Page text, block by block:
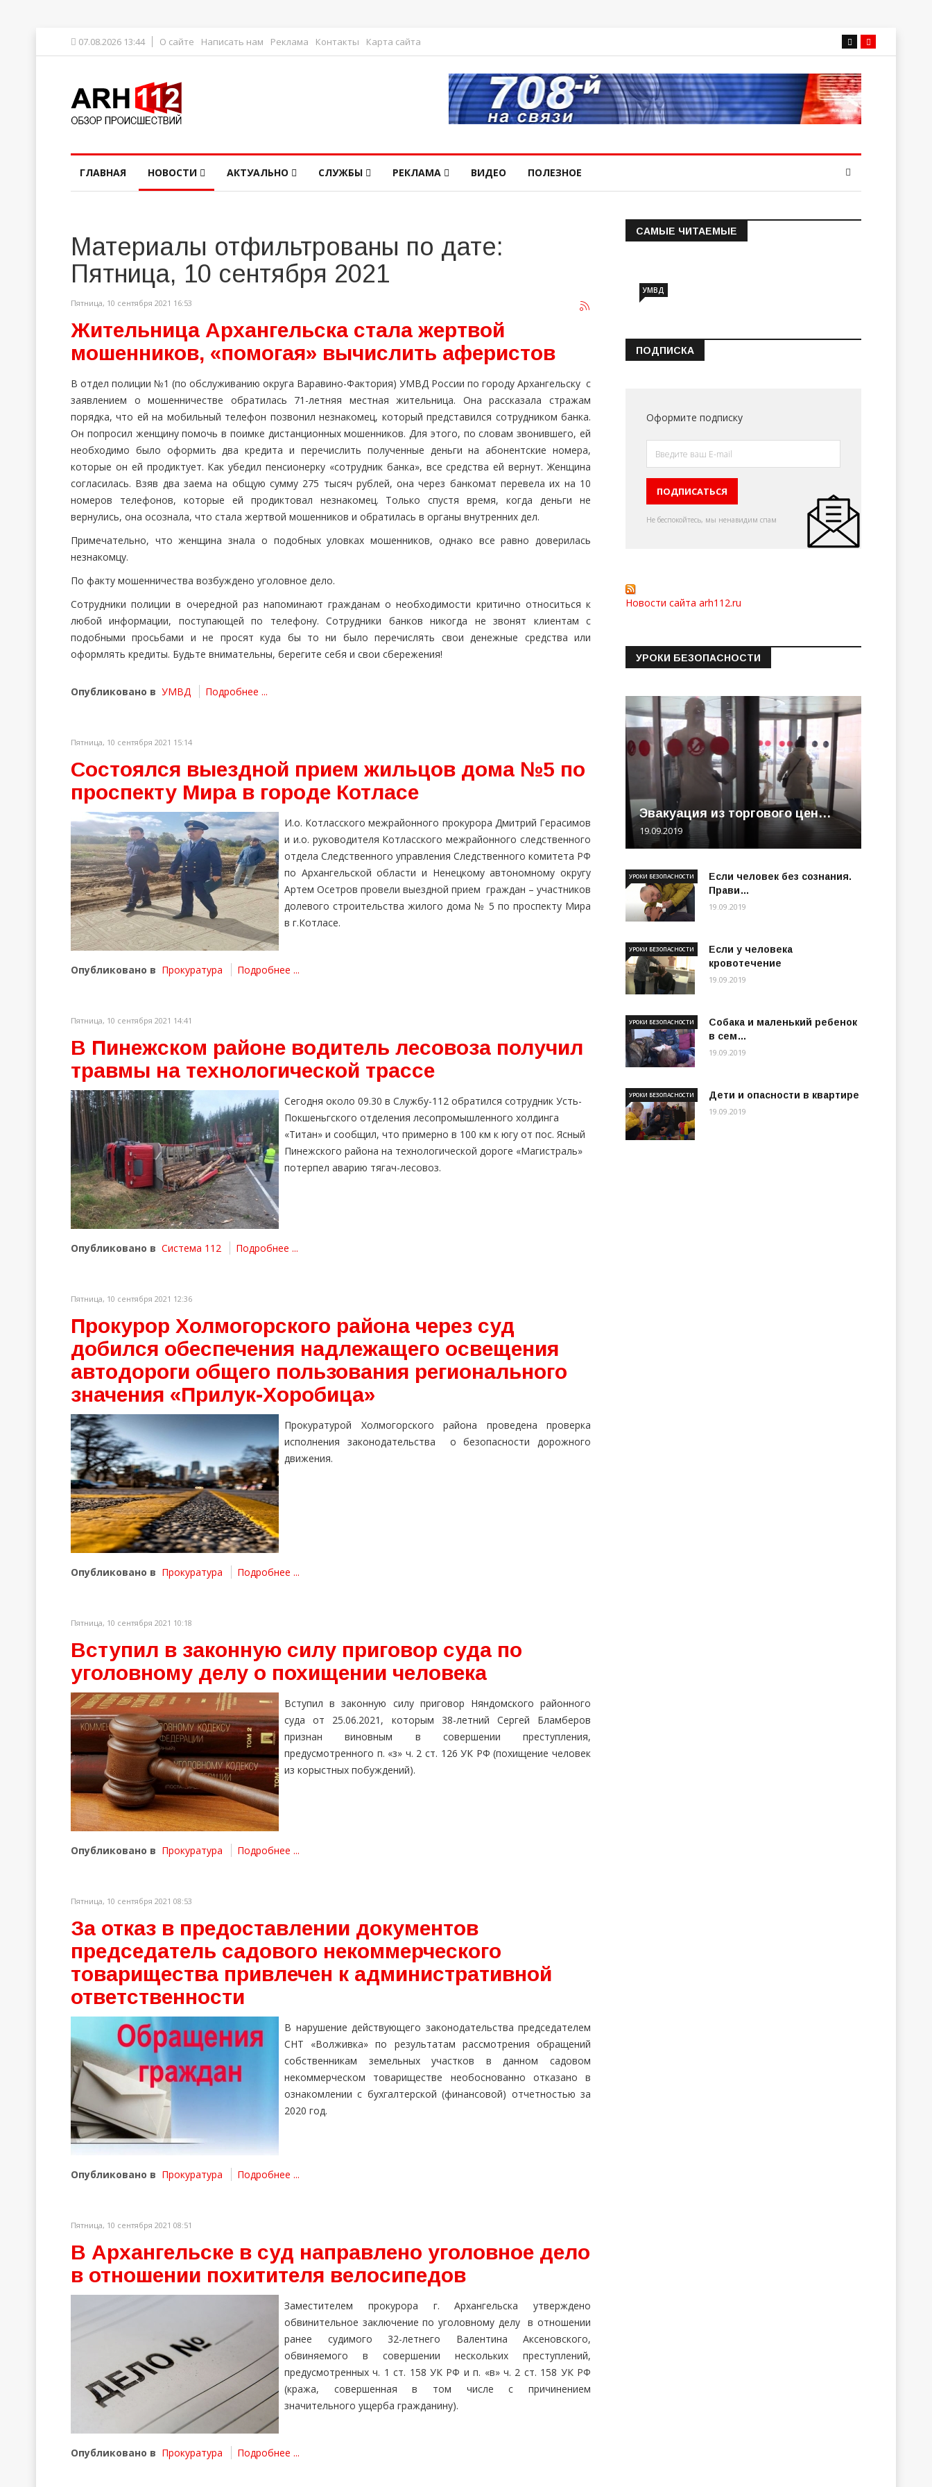
07.08.2026 13:44 О сайте Написать нам Реклама Контакты Карта сайта
ГЛАВНАЯ НОВОСТИ АКТУАЛЬНО СЛУЖБЫ РЕКЛАМА ВИДЕО ПОЛЕЗНОЕ
Материалы отфильтрованы по дате:
Пятница, 10 сентября 2021
Пятница, 10 сентября 2021 16:53
Жительница Архангельска стала жертвой
мошенников, «помогая» вычислить аферистов
В отдел полиции №1 (по обслуживанию округа Варавино-Фактория) УМВД России по городу Архангельску с
заявлением о мошенничестве обратилась 71-летняя местная жительница. Она рассказала стражам
порядка, что ей на мобильный телефон позвонил незнакомец, который представился сотрудником банка.
Он попросил женщину помочь в поимке дистанционных мошенников. Для этого, по словам звонившего, ей
необходимо было оформить два кредита и перечислить полученные деньги на абонентские номера,
которые он ей продиктует. Как убедил пенсионерку «сотрудник банка», все средства ей вернут. Женщина
согласилась. Взяв два заема на общую сумму 275 тысяч рублей, она через банкомат перевела их на 10
номеров телефонов, которые ей продиктовал незнакомец. Только спустя время, когда деньги не
вернулись, она осознала, что стала жертвой мошенников и обратилась в органы внутренних дел.
Примечательно, что женщина знала о подобных уловках мошенников, однако все равно доверилась
незнакомцу.
По факту мошенничества возбуждено уголовное дело.
Сотрудники полиции в очередной раз напоминают гражданам о необходимости критично относиться к
любой информации, поступающей по телефону. Сотрудники банков никогда не звонят клиентам с
подобными просьбами и не просят куда бы то ни было перечислять свои денежные средства или
оформлять кредиты. Будьте внимательны, берегите себя и свои сбережения!
Опубликовано в УМВД Подробнее ...
Пятница, 10 сентября 2021 15:14
Состоялся выездной прием жильцов дома №5 по
проспекту Мира в городе Котласе
И.о. Котласского межрайонного прокурора Дмитрий Герасимов
и и.о. руководителя Котласского межрайонного следственного
отдела Следственного управления Следственного комитета РФ
по Архангельской области и Ненецкому автономному округу
Артем Осетров провели выездной прием граждан – участников
долевого строительства жилого дома № 5 по проспекту Мира
в г.Котласе.
Опубликовано в Прокуратура Подробнее ...
Пятница, 10 сентября 2021 14:41
В Пинежском районе водитель лесовоза получил
травмы на технологической трассе
Сегодня около 09.30 в Службу-112 обратился сотрудник Усть-
Покшеньгского отделения лесопромышленного холдинга
«Титан» и сообщил, что примерно в 100 км к югу от пос. Ясный
Пинежского района на технологической дороге «Магистраль»
потерпел аварию тягач-лесовоз.
Опубликовано в Система 112 Подробнее ...
Пятница, 10 сентября 2021 12:36
Прокурор Холмогорского района через суд
добился обеспечения надлежащего освещения
автодороги общего пользования регионального
значения «Прилук-Хоробица»
Прокуратурой Холмогорского района проведена проверка
исполнения законодательства о безопасности дорожного
движения.
Опубликовано в Прокуратура Подробнее ...
Пятница, 10 сентября 2021 10:18
Вступил в законную силу приговор суда по
уголовному делу о похищении человека
Вступил в законную силу приговор Няндомского районного
суда от 25.06.2021, которым 38-летний Сергей Бламберов
признан виновным в совершении преступления,
предусмотренного п. «з» ч. 2 ст. 126 УК РФ (похищение человек
из корыстных побуждений).
Опубликовано в Прокуратура Подробнее ...
Пятница, 10 сентября 2021 08:53
За отказ в предоставлении документов
председатель садового некоммерческого
товарищества привлечен к административной
ответственности
В нарушение действующего законодательства председателем
СНТ «Волживка» по результатам рассмотрения обращений
собственникам земельных участков в данном садовом
некоммерческом товариществе необоснованно отказано в
ознакомлении с бухгалтерской (финансовой) отчетностью за
2020 год.
Опубликовано в Прокуратура Подробнее ...
Пятница, 10 сентября 2021 08:51
В Архангельске в суд направлено уголовное дело
в отношении похитителя велосипедов
Заместителем прокурора г. Архангельска утверждено
обвинительное заключение по уголовному делу в отношении
ранее судимого 32-летнего Валентина Аксеновского,
обвиняемого в совершении нескольких преступлений,
предусмотренных ч. 1 ст. 158 УК РФ и п. «в» ч. 2 ст. 158 УК РФ
(кража, совершенная в том числе с причинением
значительного ущерба гражданину).
Опубликовано в Прокуратура Подробнее ...
САМЫЕ ЧИТАЕМЫЕ
Информация о состоянии
УМВД
ПОДПИСКА
Оформите подписку
Не беспокойтесь, мы ненавидим спам
Новости сайта arh112.ru
УРОКИ БЕЗОПАСНОСТИ
Эвакуация из торгового цен…
19.09.2019
Если человек без сознания.
Прави…
УРОКИ БЕЗОПАСНОСТИ
19.09.2019
Если у человека
кровотечение
УРОКИ БЕЗОПАСНОСТИ
19.09.2019
Собака и маленький ребенок
в сем…
УРОКИ БЕЗОПАСНОСТИ
19.09.2019
Дети и опасности в квартире
УРОКИ БЕЗОПАСНОСТИ
19.09.2019